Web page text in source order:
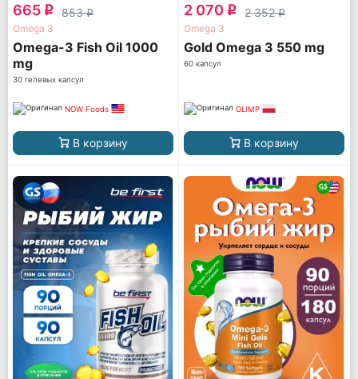
665 q 853q
Omega 3
Omega-3 Fish Oil 1000
mg
30 гелевых капсул
NOW Foods
В корзину
2 070 q 2 352q
Omega 3
Gold Omega 3 550 mg
60 капсул
OLIMP
В корзину